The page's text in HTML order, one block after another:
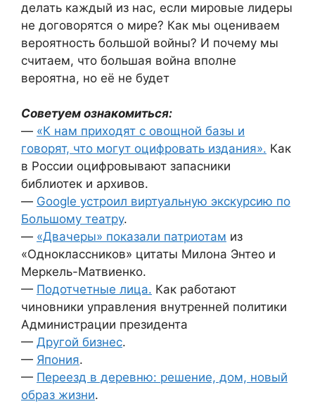
делать каждый из нас, если мировые лидеры
не договорятся о мире? Как мы оцениваем
вероятность большой войны? И почему мы
считаем, что большая война вполне
вероятна, но её не будет
Советуем ознакомиться:
— «К нам приходят с овощной базы и
говорят, что могут оцифровать издания». Как
в России оцифровывают запасники
библиотек и архивов.
— Google устроил виртуальную экскурсию по
Большому театру.
— «Двачеры» показали патриотам из
«Одноклассников» цитаты Милона Энтео и
Меркель-Матвиенко.
— Подотчетные лица. Как работают
чиновники управления внутренней политики
Администрации президента
— Другой бизнес.
— Япония.
— Переезд в деревню: решение, дом, новый
образ жизни.